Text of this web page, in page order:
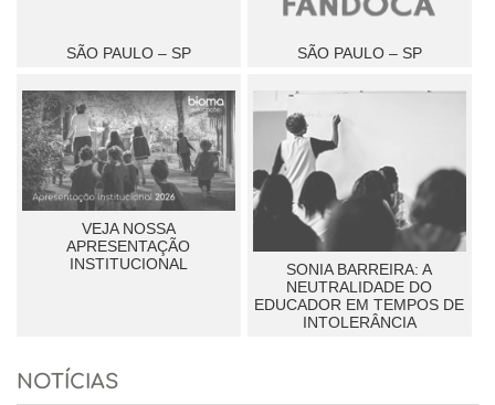
SÃO PAULO – SP SÃO PAULO – SP
VEJA NOSSA
APRESENTAÇÃO
INSTITUCIONAL
SONIA BARREIRA: A
NEUTRALIDADE DO
EDUCADOR EM TEMPOS DE
INTOLERÂNCIA
NOTÍCIAS